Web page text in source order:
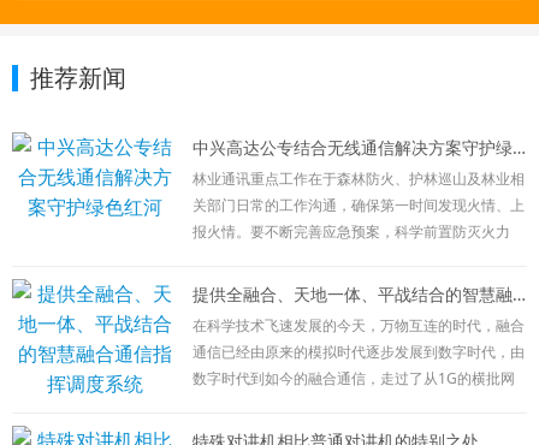
推荐新闻
中兴高达公专结合无线通信解决方案守护绿色红河
林业通讯重点工作在于森林防火、护林巡山及林业相
关部门日常的工作沟通，确保第一时间发现火情、上
报火情。要不断完善应急预案，科学前置防灭火力
去、信息能畅通，有力有序有效处置火灾扑救、火场
目前林业通讯方式主要有以下几种：公网通讯：
在林区外围相应负责人向总部进行日常沟通及工作汇
报使用，该通讯方式简单，接续时间长，但受网络限
提供全融合、天地一体、平战结合的智慧融合通信指挥调度系统
在科学技术飞速发展的今天，万物互连的时代，融合
通信已经由原来的模拟时代逐步发展到数字时代，由
数字时代到如今的融合通信，走过了从1G的横批网
网结合；现在宽窄融合、公专结合已经满足不了广大
特殊对讲机相比普通对讲机的特别之处